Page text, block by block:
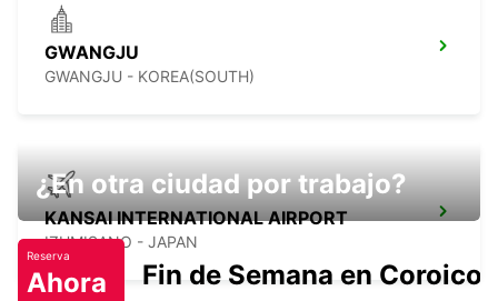
GWANGJU
GWANGJU - KOREA(SOUTH)
KANSAI INTERNATIONAL AIRPORT
IZUMISANO - JAPAN
¿En otra ciudad por trabajo?
Reserva
Ahora Fin de Semana en Coroico.